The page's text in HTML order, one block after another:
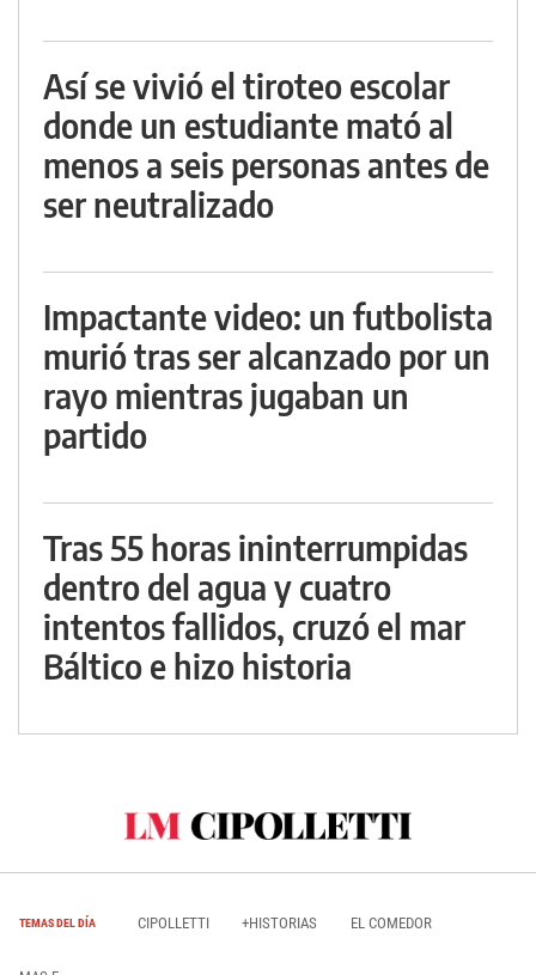
Así se vivió el tiroteo escolar
donde un estudiante mató al
menos a seis personas antes de
ser neutralizado
Impactante video: un futbolista
murió tras ser alcanzado por un
rayo mientras jugaban un
partido
Tras 55 horas ininterrumpidas
dentro del agua y cuatro
intentos fallidos, cruzó el mar
Báltico e hizo historia
TEMAS DEL DÍA CIPOLLETTI +HISTORIAS EL COMEDOR